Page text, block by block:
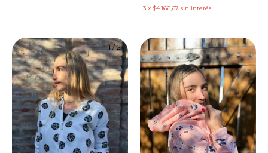
3 x $4.166,67 sin interés
1/2